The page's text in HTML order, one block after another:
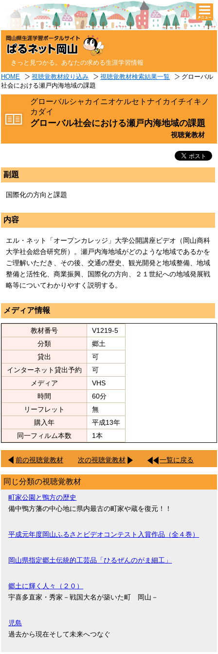
きっと見つかる。あなたの求める生涯学習情報
HOME 視聴覚教材絞り込み 視聴覚教材検索結果一覧
グローバル
社会における瀬戸内海地域の課題
グローバルシャカイニオケルセトナイカイチイキノ
カダイ
グローバル社会における瀬戸内海地域の課題
視聴覚教材
副題
国際化の方向と課題
内容
エル・ネット「オープンカレッジ」大学公開講座ビデオ（岡山商科
大学社会総合研究所）。瀬戸内海地域がどのような地域であるかを
ご理解いただき、その後、交通の歴史、観光開発と地域整備、地域
整備と活性化、商業振興、国際化の方向、２１世紀への地域発展戦
略等についてわかりやすく説明する。
メディア情報
教材番号
V1219-5
分類
郷土
貸出
可
インターネット貸出予約
可
メディア
VHS
時間
60分
リーフレット
無
購入年
平成13年
同一フィルム本数
1本
前の視聴覚教材 次の視聴覚教材 一覧に戻る
同じ分類の視聴覚教材
町家公園と鴨方の歴史
備中鴨方藩の中心地に県内最古の町家や蔵を復元！！
平成元年度岡山ふるさとビデオコンテスト入賞作品（全４巻）
岡山県指定郷土伝統的工芸品「ひるぜんのがま細工」
郷土に輝く人々（２０）
宇喜多直家・秀家－戦国大名が築いた町 岡山－
児島
過去から現在そして未来へつなぐ